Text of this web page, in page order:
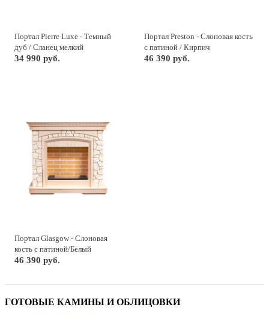
Портал Pierre Luxe - Темный
дуб / Сланец мелкий
34 990 руб.
Портал Preston - Слоновая кость
с патиной / Кирпич
46 390 руб.
Портал Glasgow - Слоновая
кость с патиной/Белый
46 390 руб.
ГОТОВЫЕ КАМИНЫ И ОБЛИЦОВКИ